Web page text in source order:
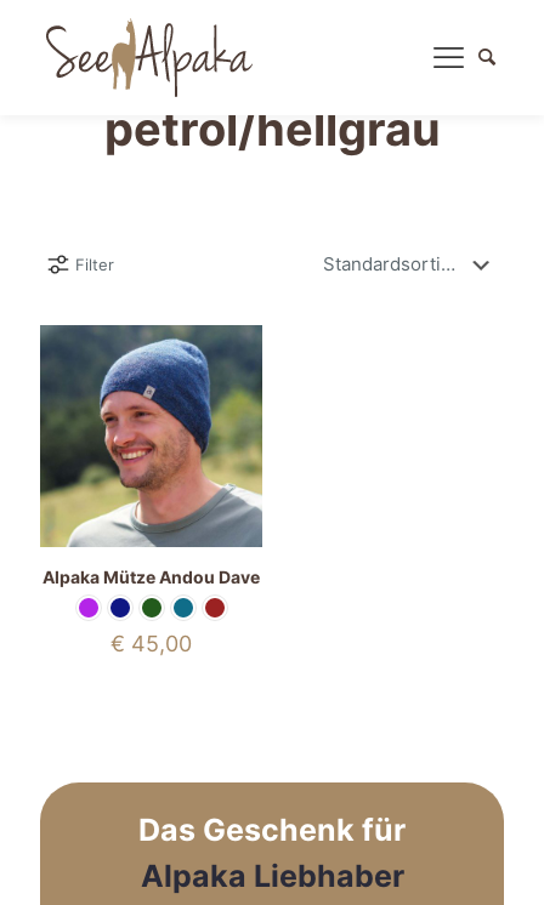
petrol/hellgrau
Filter
Alpaka Mütze Andou Dave
€ 45,00
Das Geschenk für
Alpaka Liebhaber